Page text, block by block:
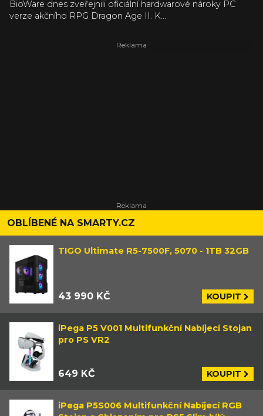
BioWare dnes zveřejnili oficiální hardwarové nároky PC
verze akčního RPG Dragon Age II. K...
OBLÍBENÉ NA SMARTY.CZ
TIGO Ultimate R5-7500F, 5070 - 1TB 32GB
43 990 KČ KOUPIT
iPega P5 V001 Multifunkční Nabíjecí Stojan
pro PS VR2
649 KČ KOUPIT
iPega P5S006 Multifunkční Nabíjecí RGB